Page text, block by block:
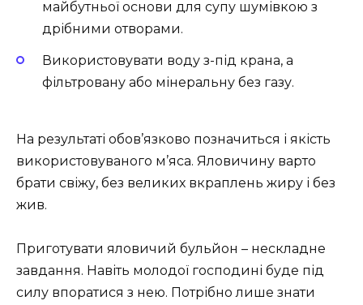
майбутньої основи для супу шумівкою з
дрібними отворами.
Використовувати воду з-під крана, а
фільтровану або мінеральну без газу.
На результаті обов’язково позначиться і якість
використовуваного м’яса. Яловичину варто
брати свіжу, без великих вкраплень жиру і без
жив.
Приготувати яловичий бульйон – нескладне
завдання. Навіть молодої господині буде під
силу впоратися з нею. Потрібно лише знати